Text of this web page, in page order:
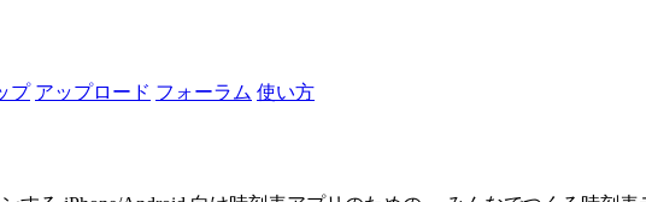
プ アップロード フォーラム 使い方